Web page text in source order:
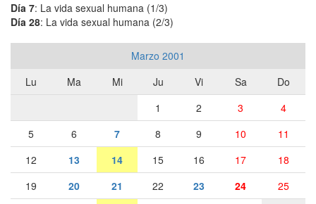
Día 7: La vida sexual humana (1/3)
Día 28: La vida sexual humana (2/3)
Marzo 2001
Lu
Ma Mi Ju Vi Sa
Do
1
2 3
4
5
6 7 8 9 10
11
12
13 14 15 16 17
18
19
20 21 22 23 24
25